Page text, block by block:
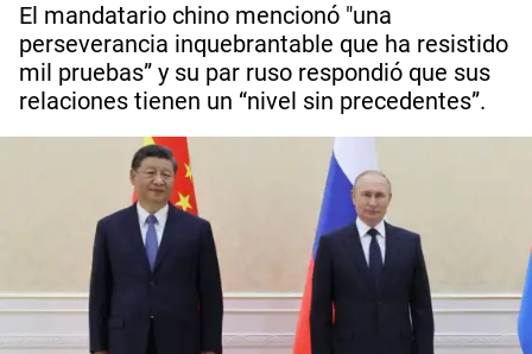
El mandatario chino mencionó "una
perseverancia inquebrantable que ha resistido
mil pruebas” y su par ruso respondió que sus
relaciones tienen un “nivel sin precedentes”.